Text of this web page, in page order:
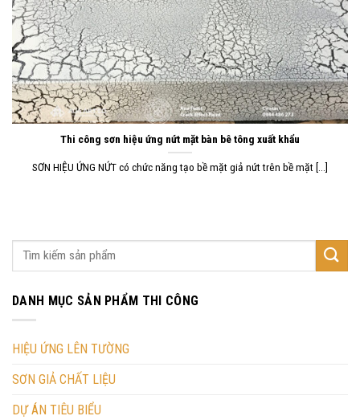
Thi công sơn hiệu ứng nứt mặt bàn bê tông xuất khẩu
SƠN HIỆU ỨNG NỨT có chức năng tạo bề mặt giả nứt trên bề mặt [...]
DANH MỤC SẢN PHẨM THI CÔNG
HIỆU ỨNG LÊN TƯỜNG
SƠN GIẢ CHẤT LIỆU
DỰ ÁN TIÊU BIỂU